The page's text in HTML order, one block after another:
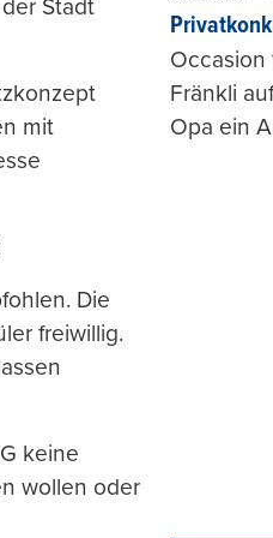
Stadt
mit
Die
freiwillig.
keine
wollen oder
Occasion
Fränkli
Opa ein